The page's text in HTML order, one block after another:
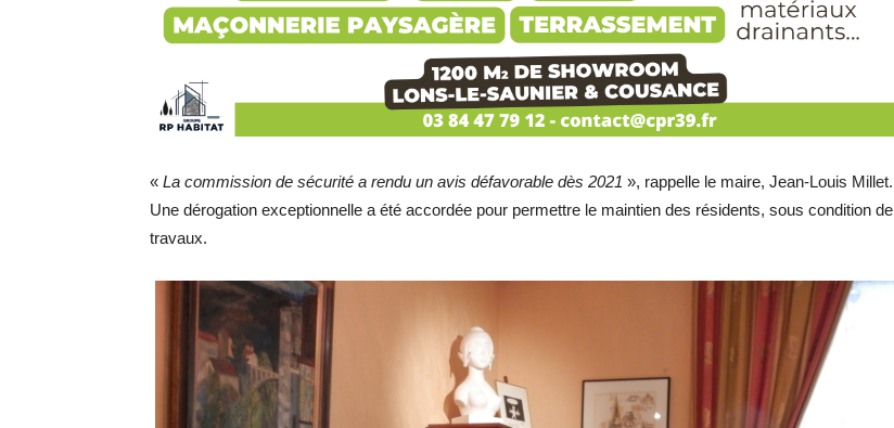
« La commission de sécurité a rendu un avis défavorable dès 2021 », rappelle le maire, Jean-Louis Millet.
Une dérogation exceptionnelle a été accordée pour permettre le maintien des résidents, sous condition de
travaux.